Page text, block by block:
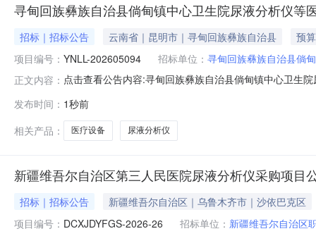
寻甸回族彝族自治县倘甸镇中心卫生院尿液分析仪等
招标｜招标公告 云南省｜昆明市｜寻甸回族彝族自治县
预
项目编号： YNLL-202605094 招标单位： 寻甸回族彝族自治县倘
正文内容： 点击查看公告内容:寻甸回族彝族自治县倘甸镇中心卫生
发布时间： 1秒前
相关产品：
医疗设备 尿液分析仪
新疆维吾尔自治区第三人民医院尿液分析仪采购项目
招标｜招标公告
新疆维吾尔自治区｜乌鲁木齐市｜沙依巴克区
项目编号： DCXJDYFGS-2026-26 招标单位： 新疆维吾尔自治区